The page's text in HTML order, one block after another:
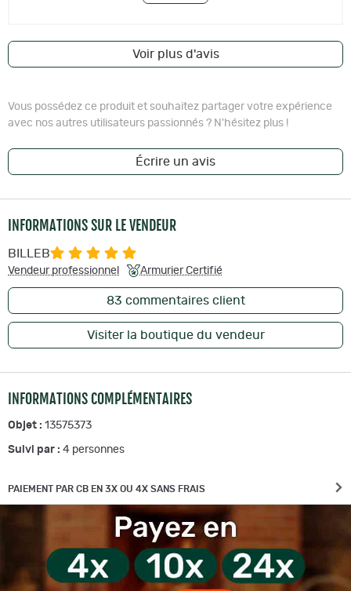
Voir plus d'avis
Vous possédez ce produit et souhaitez partager votre expérience
avec nos autres utilisateurs passionnés ? N'hésitez plus !
Écrire un avis
INFORMATIONS SUR LE VENDEUR
BILLEB
Vendeur professionnel Armurier Certifié
83 commentaires client
Visiter la boutique du vendeur
INFORMATIONS COMPLÉMENTAIRES
Objet : 13575373
Suivi par : 4 personnes
PAIEMENT PAR CB EN 3X OU 4X SANS FRAIS